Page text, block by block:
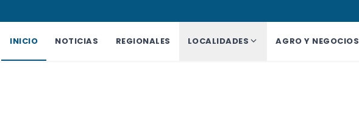
INICIO NOTICIAS REGIONALES LOCALIDADES AGRO Y NEGOCIOS